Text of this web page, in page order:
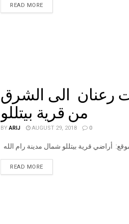
READ MOREDETAILS
رعنان الى الشرق
من قرية بيتللو
BYARIJ AUGUST 29, 2018 0
READ MOREDETAILS